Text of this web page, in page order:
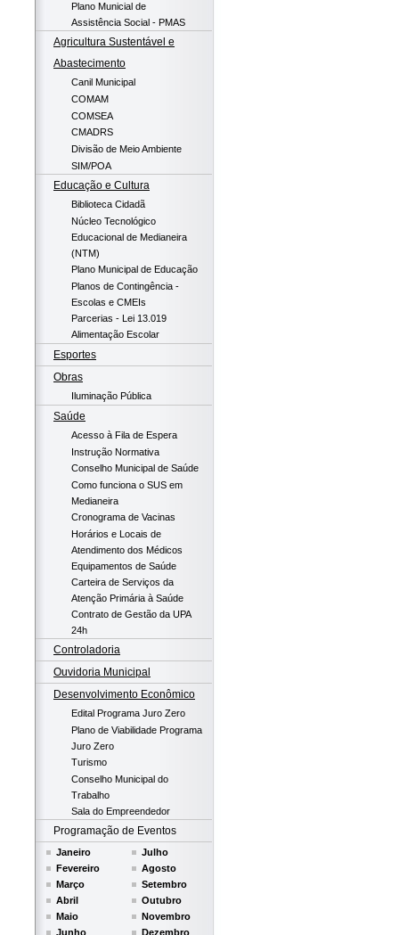
Plano Municial de
Assistência Social - PMAS
Agricultura Sustentável e
Abastecimento
Canil Municipal
COMAM
COMSEA
CMADRS
Divisão de Meio Ambiente
SIM/POA
Educação e Cultura
Biblioteca Cidadã
Núcleo Tecnológico
Educacional de Medianeira
(NTM)
Plano Municipal de Educação
Planos de Contingência -
Escolas e CMEIs
Parcerias - Lei 13.019
Alimentação Escolar
Esportes
Obras
Iluminação Pública
Saúde
Acesso à Fila de Espera
Instrução Normativa
Conselho Municipal de Saúde
Como funciona o SUS em
Medianeira
Cronograma de Vacinas
Horários e Locais de
Atendimento dos Médicos
Equipamentos de Saúde
Carteira de Serviços da
Atenção Primária à Saúde
Contrato de Gestão da UPA
24h
Controladoria
Ouvidoria Municipal
Desenvolvimento Econômico
Edital Programa Juro Zero
Plano de Viabilidade Programa
Juro Zero
Turismo
Conselho Municipal do
Trabalho
Sala do Empreendedor
Programação de Eventos
Janeiro
Fevereiro
Março
Abril
Maio
Junho
Julho
Agosto
Setembro
Outubro
Novembro
Dezembro